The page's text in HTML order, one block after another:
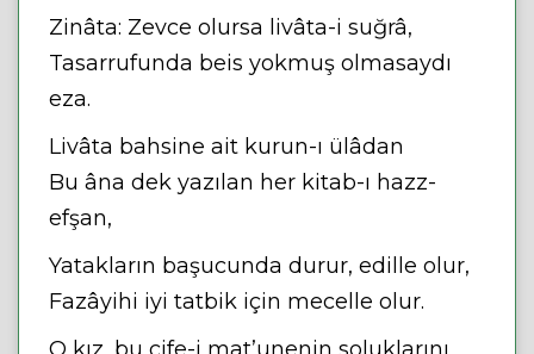
Zinâta: Zevce olursa livâta-i suğrâ,
Tasarrufunda beis yokmuş olmasaydı
eza.
Livâta bahsine ait kurun-ı ülâdan
Bu âna dek yazılan her kitab-ı hazz-
efşan,
Yatakların başucunda durur, edille olur,
Fazâyihi iyi tatbik için mecelle olur.